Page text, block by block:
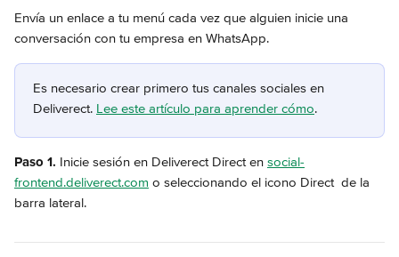
Envía un enlace a tu menú cada vez que alguien inicie una
conversación con tu empresa en WhatsApp.
Es necesario crear primero tus canales sociales en
Deliverect. Lee este artículo para aprender cómo.
Paso 1. Inicie sesión en Deliverect Direct en social-
frontend.deliverect.com o seleccionando el icono Direct de la
barra lateral.